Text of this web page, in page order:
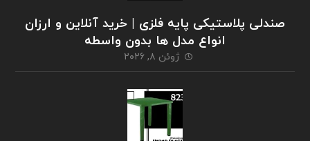
صندلی پلاستیکی پایه فلزی | خرید آنلاین و ارزان
انواع مدل ها بدون واسطه
ژوئن ۸, ۲۰۲۶